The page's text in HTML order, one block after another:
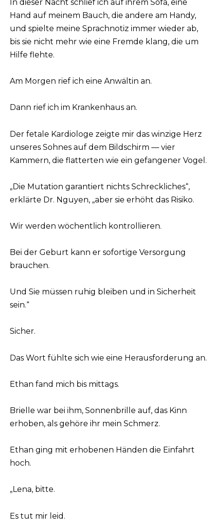
In dieser Nacht schlief ich auf ihrem Sofa, eine
Hand auf meinem Bauch, die andere am Handy,
und spielte meine Sprachnotiz immer wieder ab,
bis sie nicht mehr wie eine Fremde klang, die um
Hilfe flehte.
Am Morgen rief ich eine Anwältin an.
Dann rief ich im Krankenhaus an.
Der fetale Kardiologe zeigte mir das winzige Herz
unseres Sohnes auf dem Bildschirm — vier
Kammern, die flatterten wie ein gefangener Vogel.
„Die Mutation garantiert nichts Schreckliches“,
erklärte Dr. Nguyen, „aber sie erhöht das Risiko.
Wir werden wöchentlich kontrollieren.
Bei der Geburt kann er sofortige Versorgung
brauchen.
Und Sie müssen ruhig bleiben und in Sicherheit
sein.“
Sicher.
Das Wort fühlte sich wie eine Herausforderung an.
Ethan fand mich bis mittags.
Brielle war bei ihm, Sonnenbrille auf, das Kinn
erhoben, als gehöre ihr mein Schmerz.
Ethan ging mit erhobenen Händen die Einfahrt
hoch.
„Lena, bitte.
Es tut mir leid.